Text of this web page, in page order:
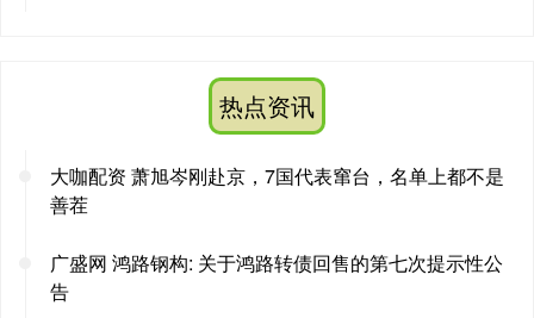
热点资讯
大咖配资 萧旭岑刚赴京，7国代表窜台，名单上都不是
善茬
广盛网 鸿路钢构: 关于鸿路转债回售的第七次提示性公
告